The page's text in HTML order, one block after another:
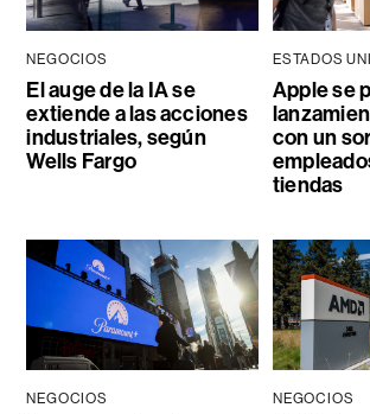
NEGOCIOS
El auge de la IA se
extiende a las acciones
industriales, según
Wells Fargo
ESTADOS
Apple se
con un
tiendas
NEGOCIOS NEGOCIOS